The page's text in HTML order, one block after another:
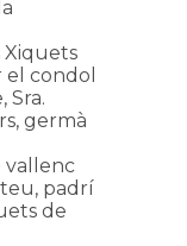
Xiquets
el condol
Sra.
germà
vallenc
padrí
de